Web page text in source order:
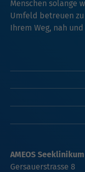
Menschen solange
Umfeld betreuen
Ihrem Weg, nah
AMEOS
Gersauerstrasse 8